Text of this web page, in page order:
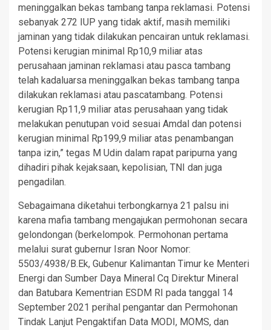
meninggalkan bekas tambang tanpa reklamasi. Potensi
sebanyak 272 IUP yang tidak aktif, masih memiliki
jaminan yang tidak dilakukan pencairan untuk reklamasi.
Potensi kerugian minimal Rp10,9 miliar atas
perusahaan jaminan reklamasi atau pasca tambang
telah kadaluarsa meninggalkan bekas tambang tanpa
dilakukan reklamasi atau pascatambang. Potensi
kerugian Rp11,9 miliar atas perusahaan yang tidak
melakukan penutupan void sesuai Amdal dan potensi
kerugian minimal Rp199,9 miliar atas penambangan
tanpa izin,” tegas M Udin dalam rapat paripurna yang
dihadiri pihak kejaksaan, kepolisian, TNI dan juga
pengadilan.
Sebagaimana diketahui terbongkarnya 21 palsu ini
karena mafia tambang mengajukan permohonan secara
gelondongan (berkelompok. Permohonan pertama
melalui surat gubernur Isran Noor Nomor:
5503/4938/B.Ek, Gubenur Kalimantan Timur ke Menteri
Energi dan Sumber Daya Mineral Cq Direktur Mineral
dan Batubara Kementrian ESDM RI pada tanggal 14
September 2021 perihal pengantar dan Permohonan
Tindak Lanjut Pengaktifan Data MODI, MOMS, dan